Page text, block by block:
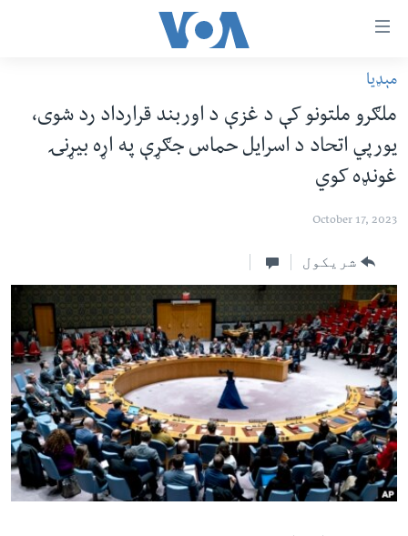
لاس
لینک
وړاندې
مرکزي
مخکې
مرکزي
لټون
واوړئ
دلته
مخکې
مرکزي
د سېمې خبرونه
پښتونخوا
بلوچستان
پاکستان
امریکا
نړۍ
افغانستان
داعش او تندروي
ټې وي
دروغ ریښتیا
اداریه
Learning English
مېډیا
ملګرو ملتونو کې د غزې د اوربند قرارداد رد شوی،
یورپي اتحاد د اسرایل حماس جګړې په اړه بیړنۍ
غونډه کوي
October 17, 2023
شریکول